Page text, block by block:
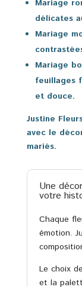
Mariage
délicates
Mariage
Mariage
feuillages
et douce.
Justine
avec le
mariés.
Une
votre
Chaque
émotion.
Le choix
et la